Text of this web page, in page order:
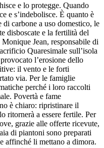
e lo protegge. Quando
e s’indebolisce. È quanto è
carbone a uso domestico, le
disboscate e la fertilità del
Jean, responsabile di
Quaresimale sull’isola
l’erosione dello
il vento e le forti
via. Per le famiglie
perché i loro raccolti
Povertà e fame
è chiaro: ripristinare il
ritornerà a essere fertile. Per
grazie alle offerte ricevute,
di piantoni sono preparati
affinché li mettano a dimora.